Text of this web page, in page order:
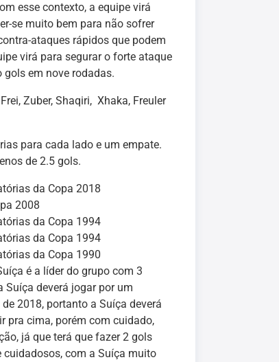
esse contexto, a equipe virá
se muito bem para não sofrer
ataques rápidos que podem
virá para segurar o forte ataque
em nove rodadas.
Zuber, Shaqiri, Xhaka, Freuler
para cada lado e um empate.
de 2.5 gols.
da Copa 2018
2008
da Copa 1994
da Copa 1994
da Copa 1990
é a líder do grupo com 3
Suíça deverá jogar por um
2018, portanto a Suíça deverá
pra cima, porém com cuidado,
já que terá que fazer 2 gols
com a Suíça muito